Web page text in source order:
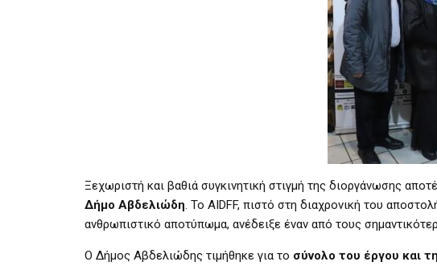
Ξεχωριστή και βαθιά συγκινητική στιγμή της διοργάνωσης
Δήμο Αβδελιώδη. Το AIDFF, πιστό στη διαχρονική του
ανθρωπιστικό αποτύπωμα, ανέδειξε έναν από τους
Ο Δήμος Αβδελιώδης τιμήθηκε για το σύνολο του έργου και